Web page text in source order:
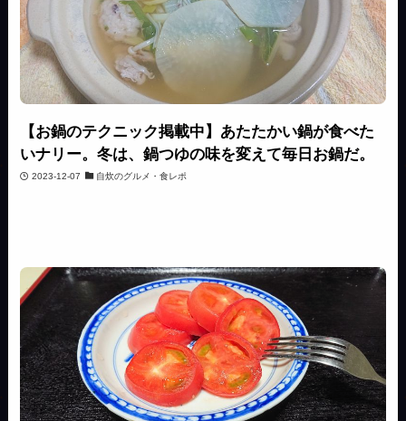
【お鍋のテクニック掲載中】あたたかい鍋が食べた
いナリー。冬は、鍋つゆの味を変えて毎日お鍋だ。
2023-12-07 自炊のグルメ・食レポ